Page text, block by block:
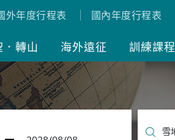
外年度行程表 國內年度行程表
轉山 海外遠征 訓練課程